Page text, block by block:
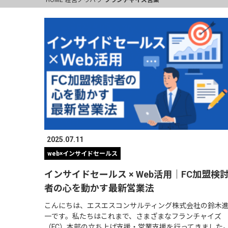
2025.07.11
web×インサイドセールス
インサイドセールス × Web活用｜FC加盟検
者の心を動かす最新営業法
こんにちは、エスエスコンサルティング株式会社の鈴木進
一です。私たちはこれまで、さまざまなフランチャイズ